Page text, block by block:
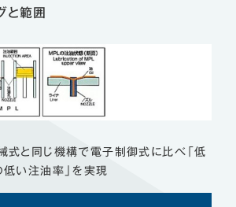
と範囲
式と同じ機構で電子制御式に比べ「低
低い注油率」を実現